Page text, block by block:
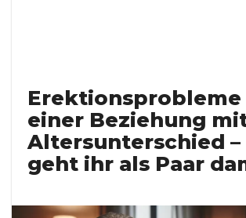
Erektionsprobleme
einer Beziehung
Altersunterschied –
geht ihr als Paar